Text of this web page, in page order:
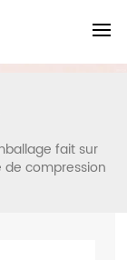
fait sur
compression